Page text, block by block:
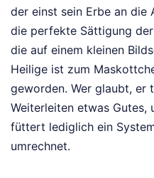
der einst sein Erbe an die
die perfekte Sättigung
die auf einem kleinen
Heilige ist zum
geworden. Wer glaubt, er
Weiterleiten etwas Gutes,
füttert lediglich ein
umrechnet.